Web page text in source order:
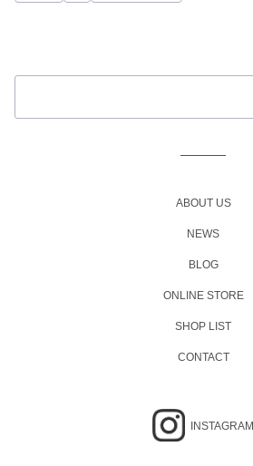
ABOUT US
NEWS
BLOG
ONLINE STORE
SHOP LIST
CONTACT
INSTAGRAM